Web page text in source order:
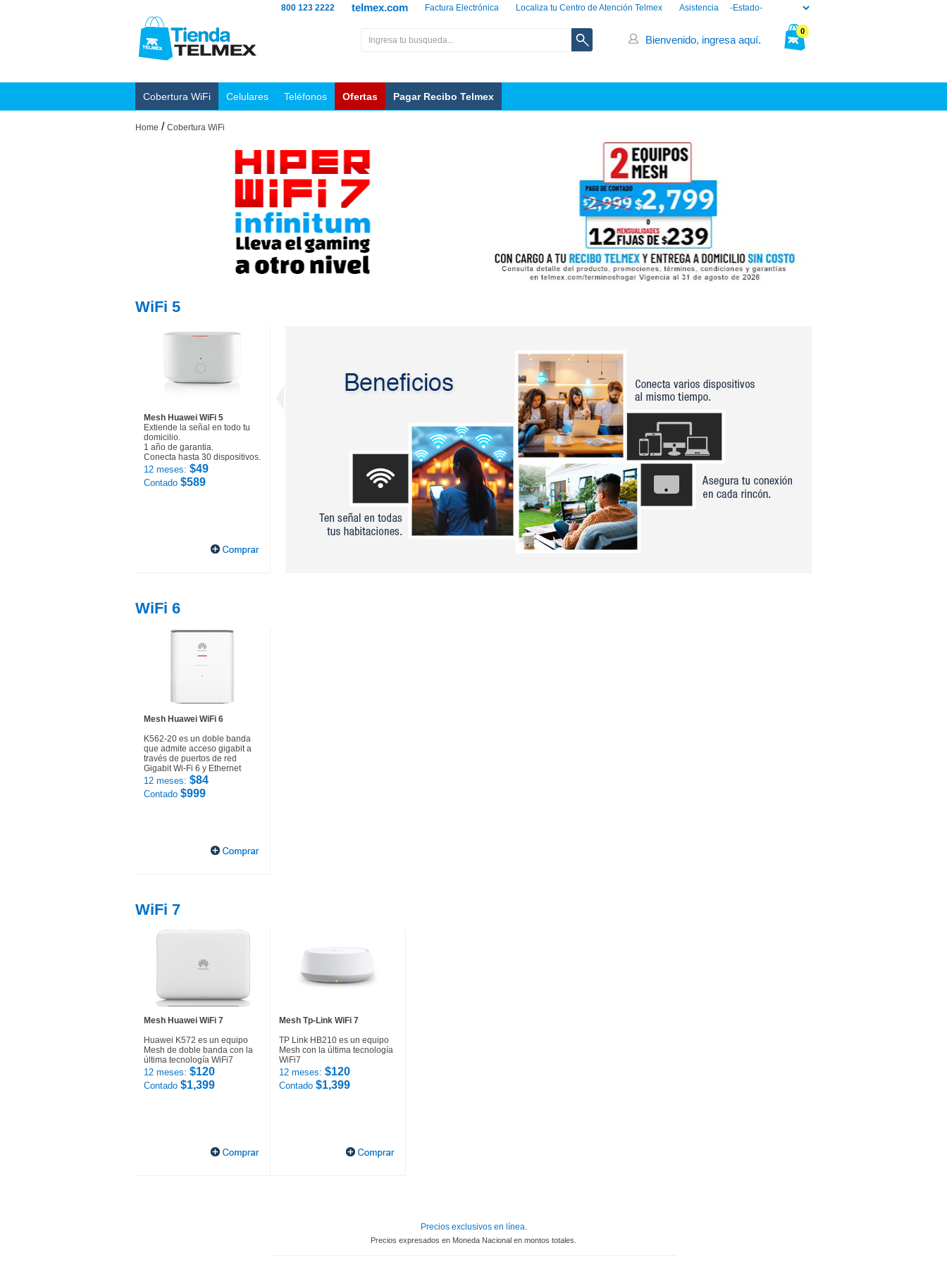
Asistencia
Localiza tu Centro de Atención Telmex
Factura Electrónica
telmex.com
800 123 2222
0
Bienvenido, ingresa aquí.
Cobertura WiFi Celulares Teléfonos Ofertas Pagar Recibo Telmex
Home / Cobertura WiFi
WiFi 5
Mesh Huawei WiFi 5
Extiende la señal en todo tu
domicilio.
1 año de garantia.
Conecta hasta 30 dispositivos.
12 meses: $49
Contado $589
WiFi 6
Mesh Huawei WiFi 6
K562-20 es un doble banda
que admite acceso gigabit a
través de puertos de red
Gigabit Wi-Fi 6 y Ethernet
12 meses: $84
Contado $999
WiFi 7
Mesh Huawei WiFi 7
Huawei K572 es un equipo
Mesh de doble banda con la
última tecnología WiFi7
12 meses: $120
Contado $1,399
Mesh Tp-Link WiFi 7
TP Link HB210 es un equipo
Mesh con la última tecnología
WiFi7
12 meses: $120
Contado $1,399
Precios exclusivos en línea.
Precios expresados en Moneda Nacional en montos totales.